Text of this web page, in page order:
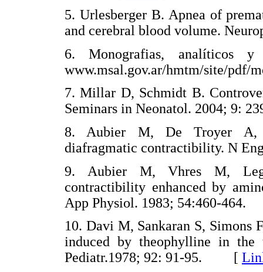
5. Urlesberger B. Apnea of
and cerebral blood volume.
6. Monografias, analíticos y
www.msal.gov.ar/hmtm/site/
7. Millar D, Schmidt B.
Seminars in Neonatol. 2004;
8. Aubier M, De Troyer A,
diafragmatic contractibility. N
9. Aubier M, Vhres M,
contractibility enhanced by
App Physiol. 1983; 54:460-
10. Davi M, Sankaran S, Simons
induced by theophylline in the
Pediatr.1978; 92: 91-95. [